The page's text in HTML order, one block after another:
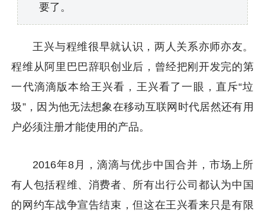
要了。
王兴与程维很早就认识，两人关系亦师亦友。
程维从阿里巴巴辞职创业后，曾经把刚开发完的第
一代滴滴版本给王兴看，王兴看了一眼，直斥“垃
圾”，因为他无法想象在移动互联网时代居然还有用
户必须注册才能使用的产品。
2016年8月，滴滴与优步中国合并，市场上所
有人包括程维、消费者、所有出行公司都认为中国
的网约车战争宣告结束，但这在王兴看来只是有限